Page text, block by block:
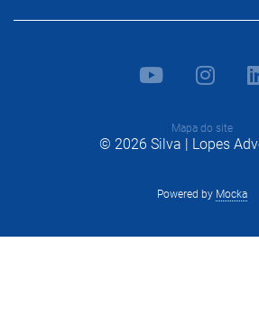
Mapa do site
© 2026 Silva | Lopes
Powered by Mocka